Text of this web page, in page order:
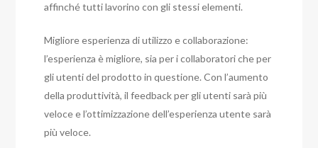
affinché tutti lavorino con gli stessi elementi.
Migliore esperienza di utilizzo e collaborazione:
l’esperienza è migliore, sia per i collaboratori che per
gli utenti del prodotto in questione. Con l’aumento
della produttività, il feedback per gli utenti sarà più
veloce e l’ottimizzazione dell’esperienza utente sarà
più veloce.